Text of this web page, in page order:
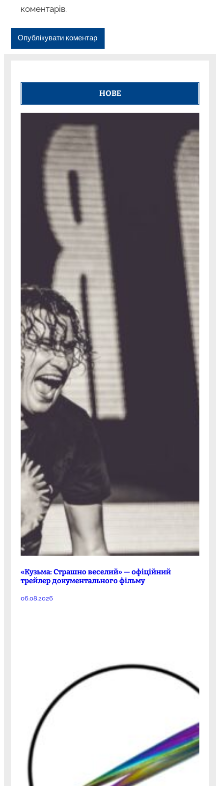
коментарів.
НОВЕ
«Кузьма: Страшно веселий» — офіційний
трейлер документального фільму
06.08.2026